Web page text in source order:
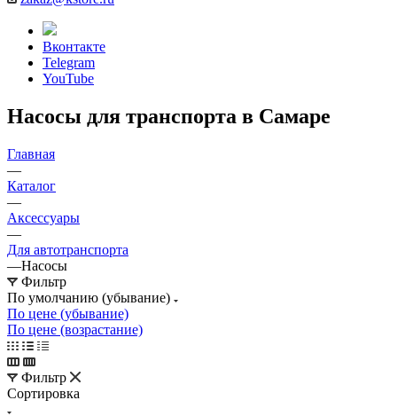
Вконтакте
Telegram
YouTube
Насосы для транспорта в Самаре
Главная
—
Каталог
—
Аксессуары
—
Для автотранспорта
—Насосы
Фильтр
По умолчанию (убывание)
По цене (убывание)
По цене (возрастание)
Фильтр
Сортировка